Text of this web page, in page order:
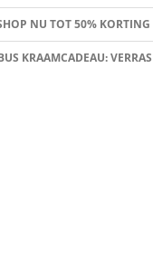
NU TOT 50% KORTING
KRAAMCADEAU: VERRAS